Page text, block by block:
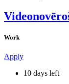
Work
Apply
10 days left